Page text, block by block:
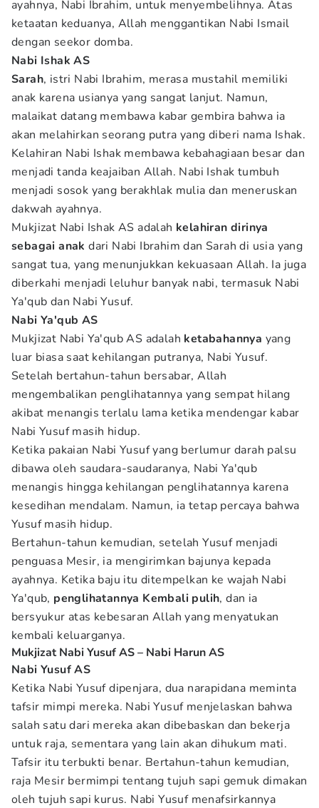
ayahnya, Nabi Ibrahim, untuk menyembelihnya. Atas
ketaatan keduanya, Allah menggantikan Nabi Ismail
dengan seekor domba.
Nabi Ishak AS
Sarah, istri Nabi Ibrahim, merasa mustahil memiliki
anak karena usianya yang sangat lanjut. Namun,
malaikat datang membawa kabar gembira bahwa ia
akan melahirkan seorang putra yang diberi nama Ishak.
Kelahiran Nabi Ishak membawa kebahagiaan besar dan
menjadi tanda keajaiban Allah. Nabi Ishak tumbuh
menjadi sosok yang berakhlak mulia dan meneruskan
dakwah ayahnya.
Mukjizat Nabi Ishak AS adalah kelahiran dirinya
sebagai anak dari Nabi Ibrahim dan Sarah di usia yang
sangat tua, yang menunjukkan kekuasaan Allah. Ia juga
diberkahi menjadi leluhur banyak nabi, termasuk Nabi
Ya'qub dan Nabi Yusuf.
Nabi Ya'qub AS
Mukjizat Nabi Ya'qub AS adalah ketabahannya yang
luar biasa saat kehilangan putranya, Nabi Yusuf.
Setelah bertahun-tahun bersabar, Allah
mengembalikan penglihatannya yang sempat hilang
akibat menangis terlalu lama ketika mendengar kabar
Nabi Yusuf masih hidup.
Ketika pakaian Nabi Yusuf yang berlumur darah palsu
dibawa oleh saudara-saudaranya, Nabi Ya'qub
menangis hingga kehilangan penglihatannya karena
kesedihan mendalam. Namun, ia tetap percaya bahwa
Yusuf masih hidup.
Bertahun-tahun kemudian, setelah Yusuf menjadi
penguasa Mesir, ia mengirimkan bajunya kepada
ayahnya. Ketika baju itu ditempelkan ke wajah Nabi
Ya'qub, penglihatannya Kembali pulih, dan ia
bersyukur atas kebesaran Allah yang menyatukan
kembali keluarganya.
Mukjizat Nabi Yusuf AS – Nabi Harun AS
Nabi Yusuf AS
Ketika Nabi Yusuf dipenjara, dua narapidana meminta
tafsir mimpi mereka. Nabi Yusuf menjelaskan bahwa
salah satu dari mereka akan dibebaskan dan bekerja
untuk raja, sementara yang lain akan dihukum mati.
Tafsir itu terbukti benar. Bertahun-tahun kemudian,
raja Mesir bermimpi tentang tujuh sapi gemuk dimakan
oleh tujuh sapi kurus. Nabi Yusuf menafsirkannya